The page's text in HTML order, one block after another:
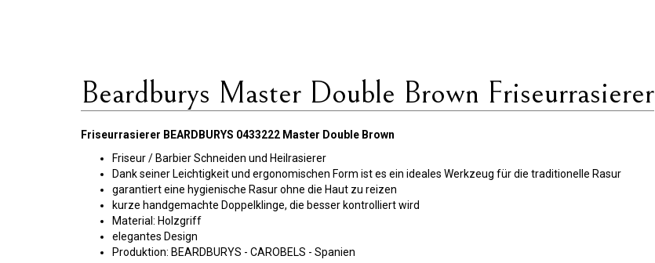
Beardburys Master Double Brown Friseurrasierer
Friseurrasierer BEARDBURYS 0433222 Master Double Brown
Friseur / Barbier Schneiden und Heilrasierer
Dank seiner Leichtigkeit und ergonomischen Form ist es ein ideales Werkzeug für die traditionelle Rasur
garantiert eine hygienische Rasur ohne die Haut zu reizen
kurze handgemachte Doppelklinge, die besser kontrolliert wird
Material: Holzgriff
elegantes Design
Produktion: BEARDBURYS - CAROBELS - Spanien